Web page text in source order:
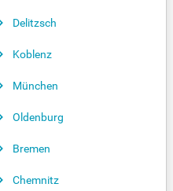
Delitzsch
Koblenz
München
Oldenburg
Bremen
Chemnitz